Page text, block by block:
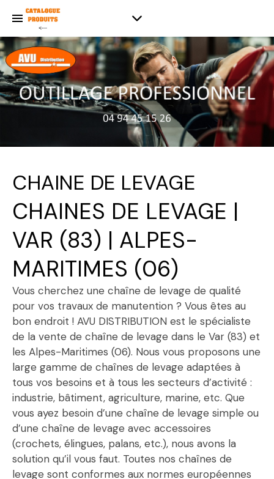
CHAINE DE LEVAGE
CHAINES DE LEVAGE |
VAR (83) | ALPES-
MARITIMES (06)
Vous cherchez une chaîne de levage de qualité
pour vos travaux de manutention ? Vous êtes au
bon endroit ! AVU DISTRIBUTION est le spécialiste
de la vente de chaîne de levage dans le Var (83) et
les Alpes-Maritimes (06). Nous vous proposons une
large gamme de chaînes de levage adaptées à
tous vos besoins et à tous les secteurs d’activité :
industrie, bâtiment, agriculture, marine, etc. Que
vous ayez besoin d’une chaîne de levage simple ou
d’une chaîne de levage avec accessoires
(crochets, élingues, palans, etc.), nous avons la
solution qu’il vous faut. Toutes nos chaînes de
levage sont conformes aux normes européennes